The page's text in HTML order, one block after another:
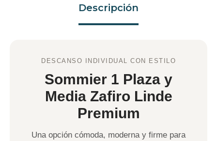
Descripción
DESCANSO INDIVIDUAL CON ESTILO
Sommier 1 Plaza y
Media Zafiro Linde
Premium
Una opción cómoda, moderna y firme para